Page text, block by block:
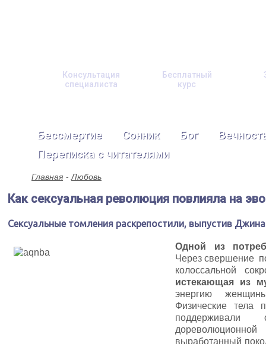
Консультация
специалиста
Бесплатный
курс
Бессмертие Сонник Бог
Переписка с читателями
Главная Любовь
Как сексуальная революция повлияла на
Сексуальные томления раскрепостили, выпустив
Одной из
Через свершение
колоссальной
истекающая из
энергию
Физические тела
поддерживали
выработанный